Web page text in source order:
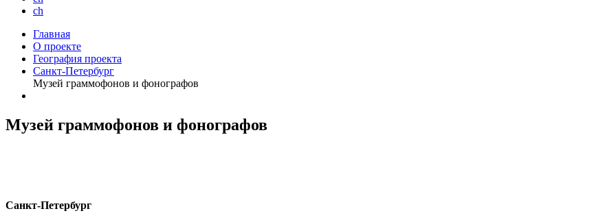
ch
Главная
О проекте
География проекта
Санкт-Петербург
Музей граммофонов и фонографов
Музей граммофонов и фонографов
Санкт-Петербург